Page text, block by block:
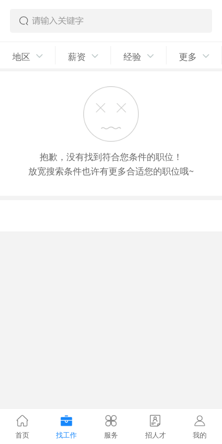
地区 薪资 经验 更多
抱歉，没有找到符合您条件的职位！
放宽搜索条件也许有更多合适您的职位哦~
首页 找工作 服务 招人才 我的